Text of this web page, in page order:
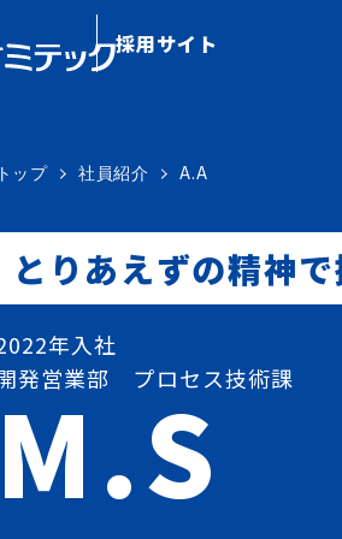
採用サイト
トップ 社員紹介 A.A
とりあえずの精神
年入社
発営業部 プロセス技術課
M.S